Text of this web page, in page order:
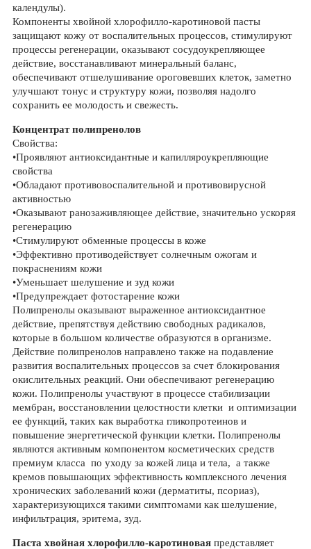
календулы).
Компоненты хвойной хлорофилло-каротиновой пасты
защищают кожу от воспалительных процессов, стимулируют
процессы регенерации, оказывают сосудоукрепляющее
действие, восстанавливают минеральный баланс,
обеспечивают отшелушивание ороговевших клеток, заметно
улучшают тонус и структуру кожи, позволяя надолго
сохранить ее молодость и свежесть.
Концентрат полипренолов
Свойства:
•Проявляют антиоксидантные и капилляроукрепляющие
свойства
•Обладают противовоспалительной и противовирусной
активностью
•Оказывают ранозаживляющее действие, значительно ускоряя
регенерацию
•Стимулируют обменные процессы в коже
•Эффективно противодействует солнечным ожогам и
покраснениям кожи
•Уменьшает шелушение и зуд кожи
•Предупреждает фотостарение кожи
Полипренолы оказывают выраженное антиоксидантное
действие, препятствуя действию свободных радикалов,
которые в большом количестве образуются в организме.
Действие полипренолов направлено также на подавление
развития воспалительных процессов за счет блокирования
окислительных реакций. Они обеспечивают регенерацию
кожи. Полипренолы участвуют в процессе стабилизации
мембран, восстановлении целостности клетки и оптимизации
ее функций, таких как выработка гликопротеинов и
повышение энергетической функции клетки. Полипренолы
являются активным компонентом косметических средств
премиум класса по уходу за кожей лица и тела, а также
кремов повышающих эффективность комплексного лечения
хронических заболеваний кожи (дерматиты, псориаз),
характеризующихся такими симптомами как шелушение,
инфильтрация, эритема, зуд.
Паста хвойная хлорофилло-каротиноваяпредставляет